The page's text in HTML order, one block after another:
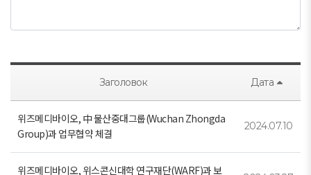
Заголовок Дата
위즈메디바이오, 中 물산중대그룹(Wuchan Zhongda
Group)과 업무협약 체결
2024.07.10
위즈메디바이오, 위스콘신대학 연구재단(WARF)과 보